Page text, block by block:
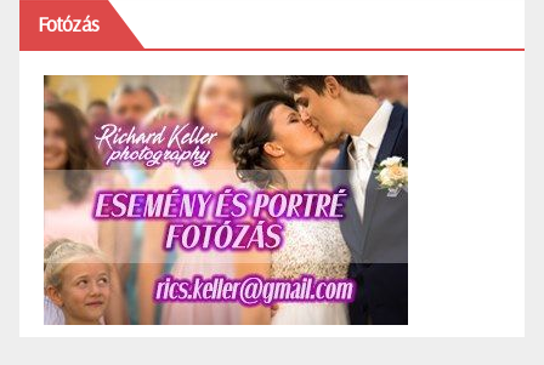
Fotózás